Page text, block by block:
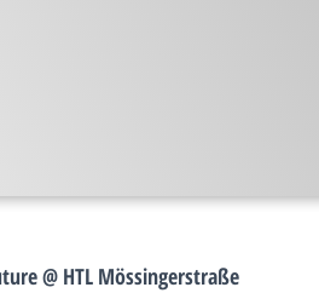
@ HTL Mössingerstraße